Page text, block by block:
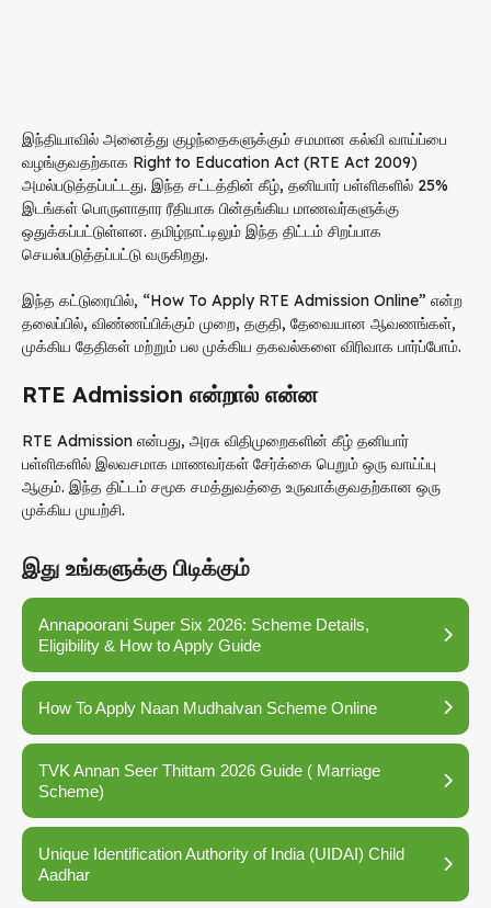
இந்தியாவில் அனைத்து குழந்தைகளுக்கும் சமமான கல்வி வாய்ப்பை
வழங்குவதற்காக Right to Education Act (RTE Act 2009)
அமல்படுத்தப்பட்டது. இந்த சட்டத்தின் கீழ், தனியார் பள்ளிகளில் 25%
இடங்கள் பொருளாதார ரீதியாக பின்தங்கிய மாணவர்களுக்கு
ஒதுக்கப்பட்டுள்ளன. தமிழ்நாட்டிலும் இந்த திட்டம் சிறப்பாக
செயல்படுத்தப்பட்டு வருகிறது.
இந்த கட்டுரையில், “How To Apply RTE Admission Online” என்ற
தலைப்பில், விண்ணப்பிக்கும் முறை, தகுதி, தேவையான ஆவணங்கள்,
முக்கிய தேதிகள் மற்றும் பல முக்கிய தகவல்களை விரிவாக பார்ப்போம்.
RTE Admission என்றால் என்ன
RTE Admission என்பது, அரசு விதிமுறைகளின் கீழ் தனியார்
பள்ளிகளில் இலவசமாக மாணவர்கள் சேர்க்கை பெறும் ஒரு வாய்ப்பு
ஆகும். இந்த திட்டம் சமூக சமத்துவத்தை உருவாக்குவதற்கான ஒரு
முக்கிய முயற்சி.
இது உங்களுக்கு பிடிக்கும்
Annapoorani Super Six 2026: Scheme Details,
Eligibility & How to Apply Guide
How To Apply Naan Mudhalvan Scheme Online
TVK Annan Seer Thittam 2026 Guide ( Marriage
Scheme)
Unique Identification Authority of India (UIDAI) Child
Aadhar